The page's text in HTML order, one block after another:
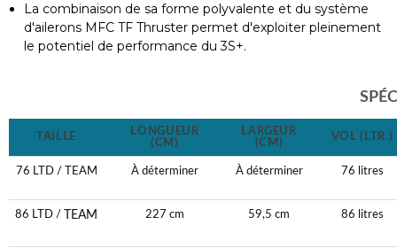
La combinaison de sa forme polyvalente et du système
d'ailerons MFC TF Thruster permet d'exploiter pleinement
le potentiel de performance du 3S+.
TAILLE
LONGUEUR
(CM)
LARGEUR
(CM)
VOL (LTR.)
76 LTD / TEAM À déterminer À déterminer 76 litres
86 LTD / TEAM 227 cm 59,5 cm 86 litres